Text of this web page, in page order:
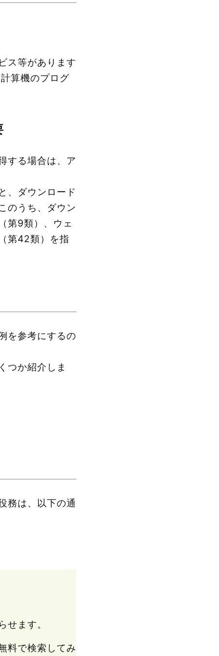
ス等があります
算機のプログ
する場合は、ア
、ダウンロード
のうち、ダウン
第9類）、ウェ
第42類）を指
を参考にするの
つか紹介しま
務は、以下の通
ます。
料で検索してみ